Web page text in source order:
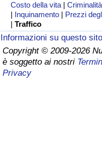
Costo della vita |Criminalità
| Inquinamento | Prezzi
|Traffico
Informazioni su questo sito
Copyright © 2009-2026
è soggetto ai nostri
Privacy
ad Aqaba
Criminalità
Indice del Tasso di
Indice della Criminalità